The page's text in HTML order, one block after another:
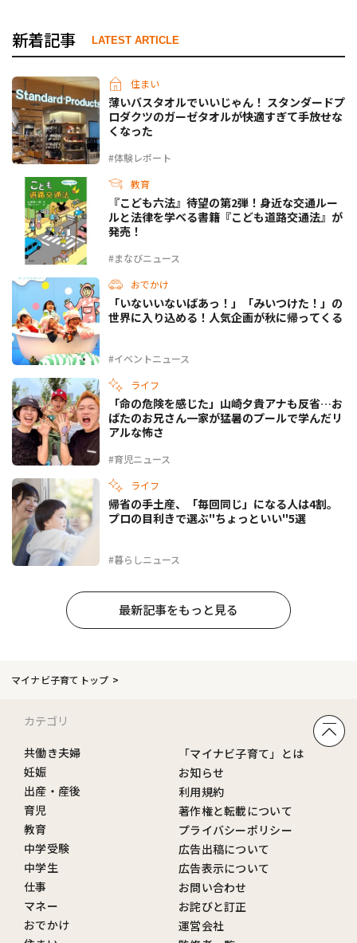
新着記事 LATEST ARTICLE
住まい
#体験レポート
薄いバスタオルでいいじゃん！ スタンダードプ
ロダクツのガーゼタオルが快適すぎて手放せな
くなった
教育
#まなびニュース
『こども六法』待望の第2弾！身近な交通ルー
ルと法律を学べる書籍『こども道路交通法』が
発売！
おでかけ
#イベントニュース
「いないいないばあっ！」「みいつけた！」の
世界に入り込める！人気企画が秋に帰ってくる
ライフ
#育児ニュース
「命の危険を感じた」山崎夕貴アナも反省…お
ばたのお兄さん一家が猛暑のプールで学んだリ
アルな怖さ
ライフ
#暮らしニュース
帰省の手土産、「毎回同じ」になる人は4割。
プロの目利きで選ぶ"ちょっといい"5選
最新記事をもっと見る
マイナビ子育てトップ
カテゴリ
共働き夫婦
妊娠
出産・産後
育児
教育
中学受験
中学生
仕事
マネー
おでかけ
「マイナビ子育て」とは
お知らせ
利用規約
著作権と転載について
プライバシーポリシー
広告出稿について
広告表示について
お問い合わせ
お詫びと訂正
運営会社